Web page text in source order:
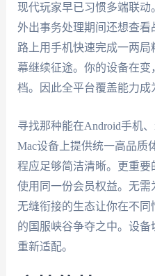
现代玩家早已习惯多端联
外出事务处理期间还想查
路上用手机快速完成一两
幕继续征途。你的设备在
档。因此全平台覆盖能力成
寻找那种能在Android手机
Mac设备上提供统一高品质
程应足够简洁清晰。更重
使用同一份会员权益。无
无缝衔接的生态让你在不
的国服峡谷争夺之中。设
重新适配。